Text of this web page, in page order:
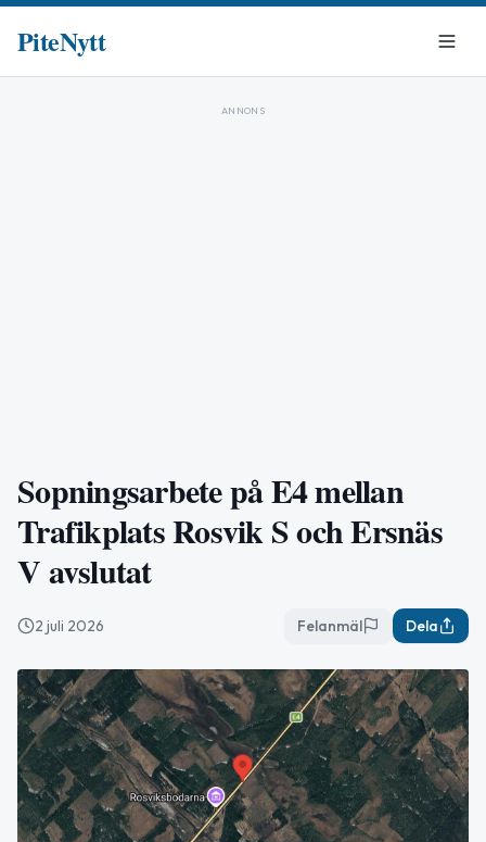
PiteNytt
ANNONS
Sopningsarbete på E4 mellan
Trafikplats Rosvik S och Ersnäs
V avslutat
2 juli 2026 Felanmäl Dela